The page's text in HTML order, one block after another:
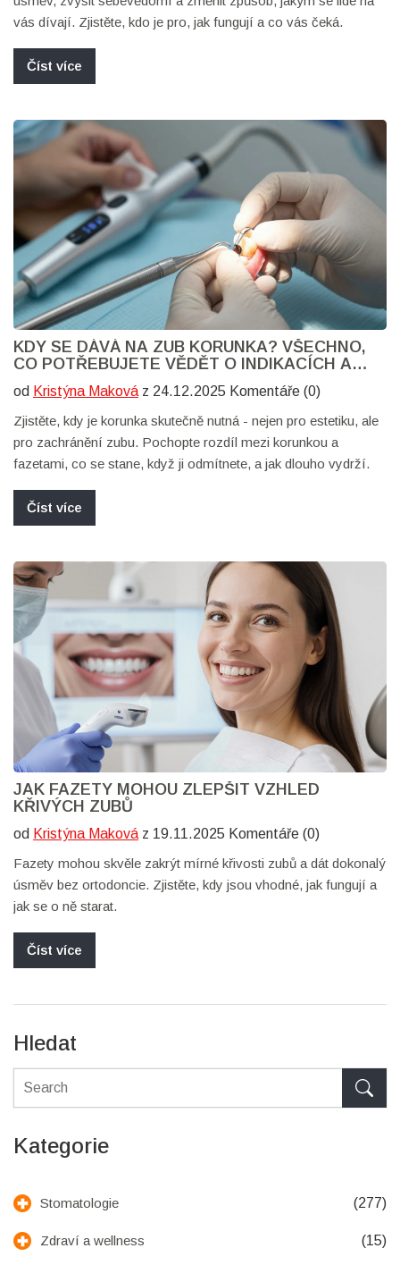
vás dívají. Zjistěte, kdo je pro, jak fungují a co vás čeká.
Číst více
KDY SE DÁVÁ NA ZUB KORUNKA? VŠECHNO,
CO POTŘEBUJETE VĚDĚT O INDIKACÍCH A
PROCESU
od Kristýna Maková z 24.12.2025 Komentáře (0)
Zjistěte, kdy je korunka skutečně nutná - nejen pro estetiku, ale
pro zachránění zubu. Pochopte rozdíl mezi korunkou a
fazetami, co se stane, když ji odmítnete, a jak dlouho vydrží.
Číst více
JAK FAZETY MOHOU ZLEPŠIT VZHLED
KŘIVÝCH ZUBŮ
od Kristýna Maková z 19.11.2025 Komentáře (0)
Fazety mohou skvěle zakrýt mírné křivosti zubů a dát dokonalý
úsměv bez ortodoncie. Zjistěte, kdy jsou vhodné, jak fungují a
jak se o ně starat.
Číst více
Hledat
Kategorie
Stomatologie (277)
Zdraví a wellness (15)